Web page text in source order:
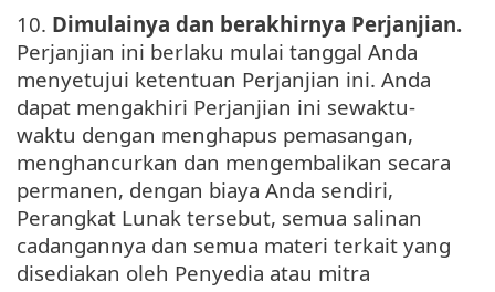
10. Dimulainya dan berakhirnya Perjanjian.
Perjanjian ini berlaku mulai tanggal Anda
menyetujui ketentuan Perjanjian ini. Anda
dapat mengakhiri Perjanjian ini sewaktu-
waktu dengan menghapus pemasangan,
menghancurkan dan mengembalikan secara
permanen, dengan biaya Anda sendiri,
Perangkat Lunak tersebut, semua salinan
cadangannya dan semua materi terkait yang
disediakan oleh Penyedia atau mitra